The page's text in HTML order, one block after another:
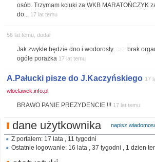
osób. Trzymam kciuki za WKB MARATOŃCZYK
do... 17 lat temu
56 lat temu, dodał
Jak zwykle będzie dno i wodorosty ....... brak
ogóle porażka 17 lat temu
A.Pałucki pisze do J.Kaczyńskiego 17
wloclawek.info.pl
BRAWO PANIE PREZYDENCIE !!! 17 lat temu
dane użytkownika napisz
Z portalem: 17 lata , 11 tygodni
Ostatnie logowanie: 16 lata , 37 tygodni , 1 dzien